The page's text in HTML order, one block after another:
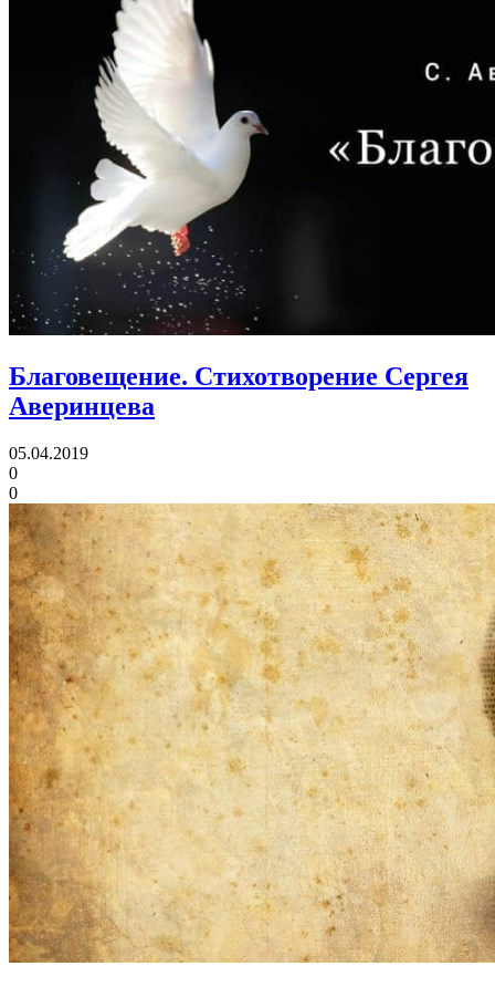
Благовещение. Стихотворение Сергея
Аверинцева
05.04.2019
0
0